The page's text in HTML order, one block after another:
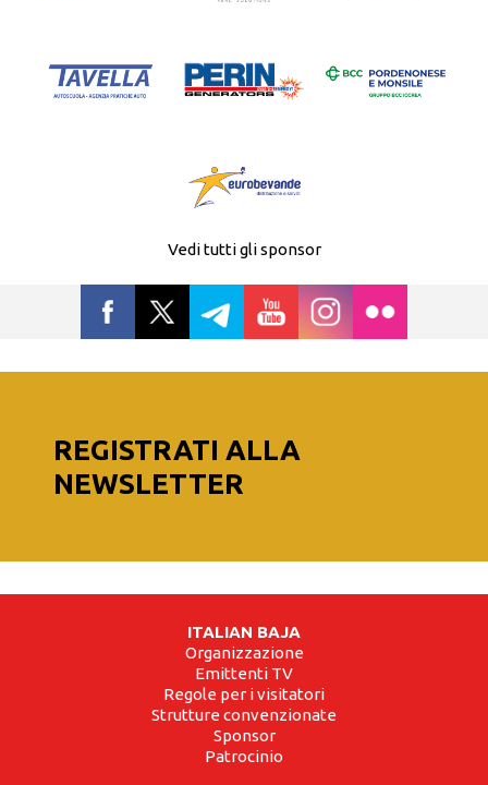
Vedi tutti gli sponsor
REGISTRATI ALLA
NEWSLETTER
ITALIAN BAJA
Organizzazione
Emittenti TV
Regole per i visitatori
Strutture convenzionate
Sponsor
Patrocinio